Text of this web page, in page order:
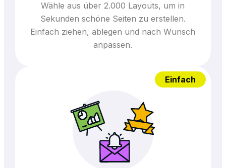
Wähle aus über 2.000 Layouts, um in
Sekunden schöne Seiten zu erstellen.
Einfach ziehen, ablegen und nach Wunsch
anpassen.
Einfach